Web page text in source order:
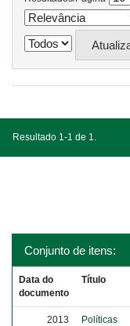
Resultado 1-1 de 1.
Conjunto de itens:
Data do
documento
Título
2013
Políticas